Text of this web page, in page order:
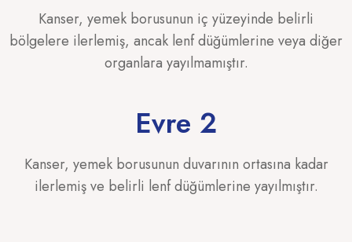
Kanser, yemek borusunun iç yüzeyinde belirli
bölgelere ilerlemiş, ancak lenf düğümlerine veya diğer
organlara yayılmamıştır.
Evre 2
Kanser, yemek borusunun duvarının ortasına kadar
ilerlemiş ve belirli lenf düğümlerine yayılmıştır.